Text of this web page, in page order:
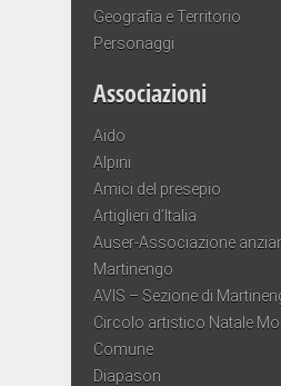
Geografia e Territorio
Personaggi
Associazioni
Aido
Alpini
Amici del presepio
Artiglieri d’Italia
Auser-Associazione
Martinengo
AVIS – Sezione di
Circolo artistico Natale
Comune
Diapason